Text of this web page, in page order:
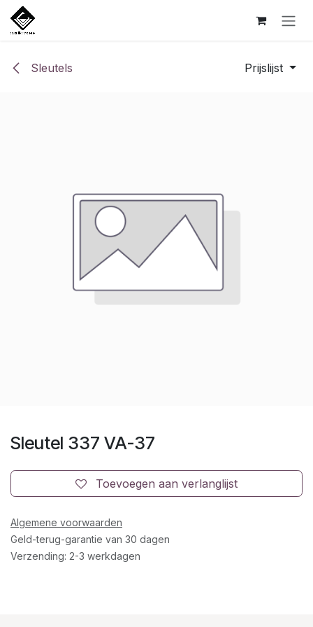
Overslaan naar inhoud
Sleutels Prijslijst
Sleutel 337 VA-37
Toevoegen aan verlanglijst
Algemene voorwaarden
Geld-terug-garantie van 30 dagen
Verzending: 2-3 werkdagen